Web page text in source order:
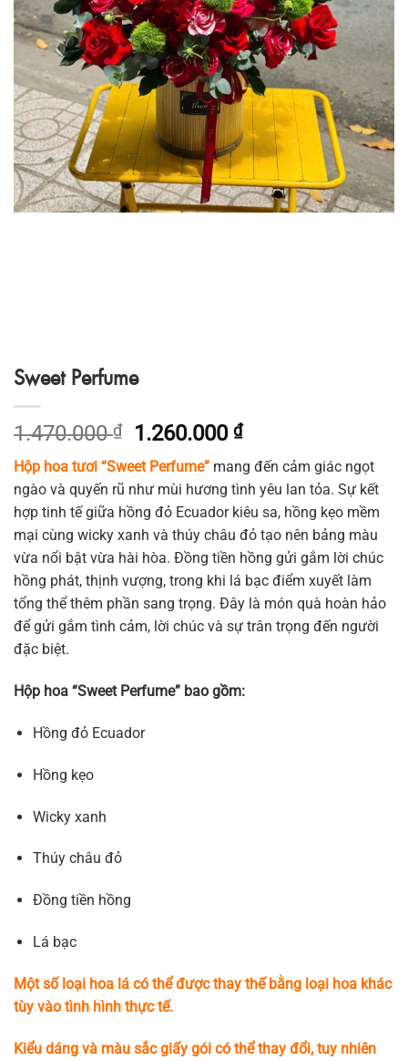
Sweet Perfume
1.470.000₫
Giá
gốc
là:
1.470.000 ₫.
1.260.000₫Giá
hiện
tại
là:
1.260.000 ₫.
Hộp hoa tươi “Sweet Perfume” mang đến cảm giác ngọt
ngào và quyến rũ như mùi hương tình yêu lan tỏa. Sự kết
hợp tinh tế giữa hồng đỏ Ecuador kiêu sa, hồng kẹo mềm
mại cùng wicky xanh và thúy châu đỏ tạo nên bảng màu
vừa nổi bật vừa hài hòa. Đồng tiền hồng gửi gắm lời chúc
hồng phát, thịnh vượng, trong khi lá bạc điểm xuyết làm
tổng thể thêm phần sang trọng. Đây là món quà hoàn hảo
để gửi gắm tình cảm, lời chúc và sự trân trọng đến người
đặc biệt.
Hộp hoa “Sweet Perfume” bao gồm:
Hồng đỏ Ecuador
Hồng kẹo
Wicky xanh
Thúy châu đỏ
Đồng tiền hồng
Lá bạc
Một số loại hoa lá có thể được thay thế bằng loại hoa khác
tùy vào tình hình thực tế.
Kiểu dáng và màu sắc giấy gói có thể thay đổi, tuy nhiên